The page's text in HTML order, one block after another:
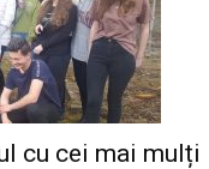
cu cei mai mulți